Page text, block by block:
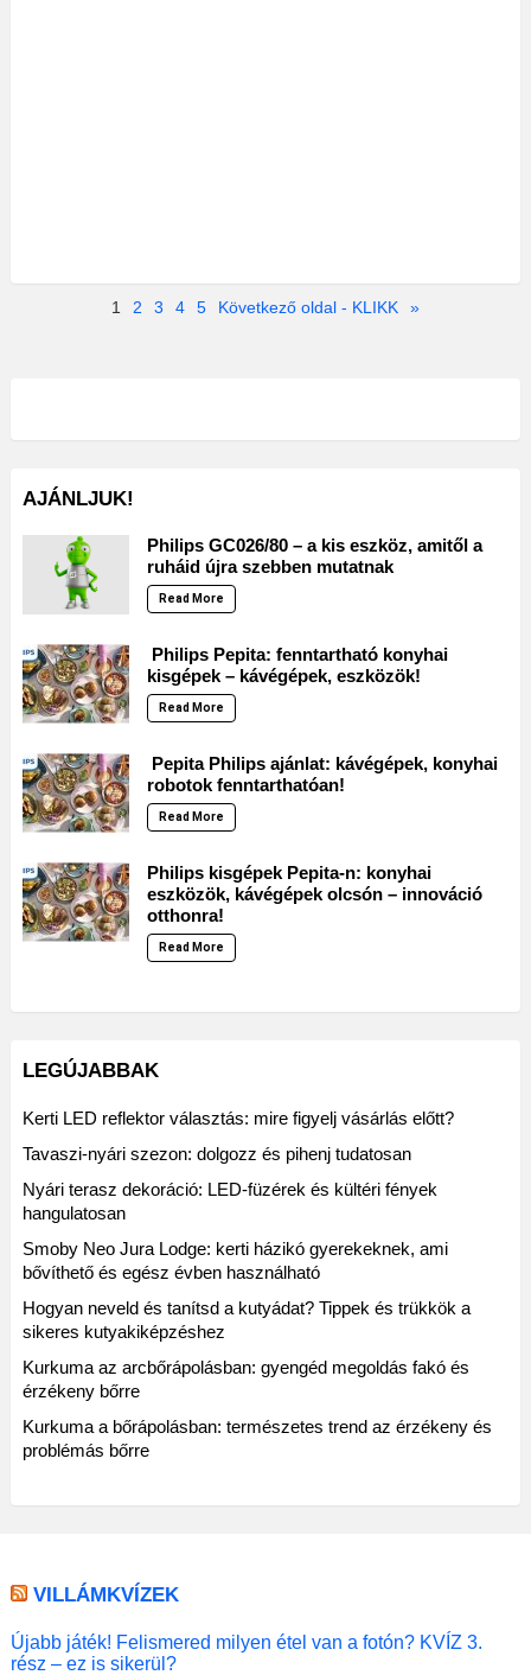
1 2 3 4 5 Következő oldal - KLIKK »
AJÁNLJUK!
Philips GC026/80 – a kis eszköz, amitől a
ruháid újra szebben mutatnak
Read More
Philips Pepita: fenntartható konyhai
kisgépek – kávégépek, eszközök!
Read More
Pepita Philips ajánlat: kávégépek, konyhai
robotok fenntarthatóan!
Read More
Philips kisgépek Pepita-n: konyhai
eszközök, kávégépek olcsón – innováció
otthonra!
Read More
LEGÚJABBAK
Kerti LED reflektor választás: mire figyelj vásárlás előtt?
Tavaszi-nyári szezon: dolgozz és pihenj tudatosan
Nyári terasz dekoráció: LED-füzérek és kültéri fények
hangulatosan
Smoby Neo Jura Lodge: kerti házikó gyerekeknek, ami
bővíthető és egész évben használható
Hogyan neveld és tanítsd a kutyádat? Tippek és trükkök a
sikeres kutyakiképzéshez
Kurkuma az arcbőrápolásban: gyengéd megoldás fakó és
érzékeny bőrre
Kurkuma a bőrápolásban: természetes trend az érzékeny és
problémás bőrre
VILLÁMKVÍZEK
Újabb játék! Felismered milyen étel van a fotón? KVÍZ 3.
rész – ez is sikerül?